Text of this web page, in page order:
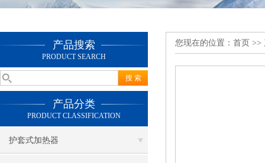
产品搜索
PRODUCT SEARCH
产品分类
PRODUCT CLASSIFICATION
护套式加热器
您现在的位置： 首页 >>